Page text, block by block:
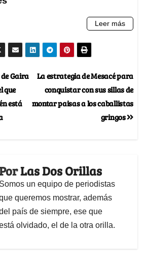
La estrategia de Mesacé para
conquistar con sus sillas de
montar paisas a los caballistas
gringos
Gaira
que
está
Las Dos Orillas
Somos un equipo de periodistas
queremos mostrar, además
país de siempre, ese que
olvidado, el de la otra orilla.